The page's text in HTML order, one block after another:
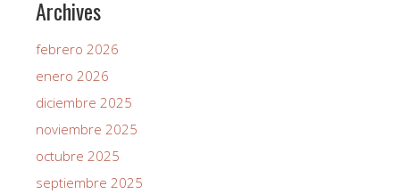
Archives
febrero 2026
enero 2026
diciembre 2025
noviembre 2025
octubre 2025
septiembre 2025